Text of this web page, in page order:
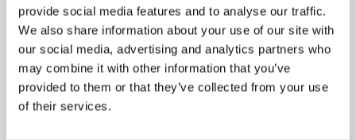
provide social media features and to analyse our traffic.
We also share information about your use of our site with
our social media, advertising and analytics partners who
may combine it with other information that you’ve
provided to them or that they’ve collected from your use
of their services.
Styrsystem
Elsystem och manövreringssystem
Ram och kaross